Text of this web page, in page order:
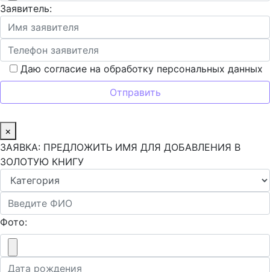
Заявитель:
Даю согласие на обработку персональных данных
×
ЗАЯВКА: ПРЕДЛОЖИТЬ ИМЯ ДЛЯ ДОБАВЛЕНИЯ В
ЗОЛОТУЮ КНИГУ
Фото: